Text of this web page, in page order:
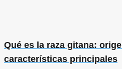
Qué es la raza gitana:
características principales